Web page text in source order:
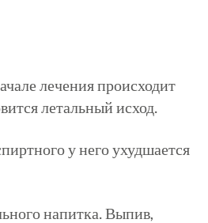
лечения происходит
летальный исход.
у него ухудшается
напитка. Выпив,